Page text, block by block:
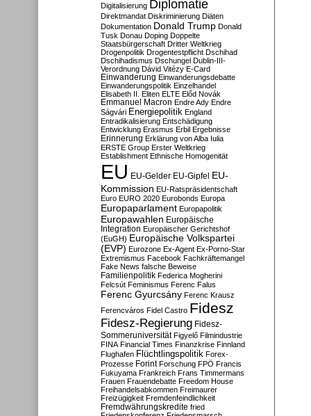
Digitalisierung Diplomatie
Direktmandat Diskriminierung Diäten
Dokumentation Donald Trump Donald
Tusk Donau Doping Doppelte
Staatsbürgerschaft Dritter Weltkrieg
Drogenpolitik Drogentestpflicht Dschihad
Dschihadismus Dschungel Dublin-III-
Verordnung Dávid Vitézy E-Card
Einwanderung Einwanderungsdebatte
Einwanderungspolitik Einzelhandel
Elisabeth II. Eliten ELTE Előd Novák
Emmanuel Macron Endre Ady Endre
Ságvári Energiepolitik England
Entradikalisierung Entschädigung
Entwicklung Erasmus Erbil Ergebnisse
Erinnerung Erklärung von Alba Iulia
ERSTE Group Erster Weltkrieg
Establishment Ethnische Homogenität
EU EU-Gelder EU-Gipfel EU-
Kommission EU-Ratspräsidentschaft
Euro EURO 2020 Eurobonds Europa
Europaparlament Europapolitik
Europawahlen Europäische
Integration Europäischer Gerichtshof
(EuGH) Europäische Volkspartei
(EVP) Eurozone Ex-Agent Ex-Porno-Star
Extremismus Facebook Fachkräftemangel
Fake News falsche Beweise
Familienpolitik Federica Mogherini
Felcsút Feminismus Ferenc Falus
Ferenc Gyurcsány Ferenc Krausz
Ferencváros Fidel Castro Fidesz
Fidesz-Regierung Fidesz-
Sommeruniversität Figyelő Filmindustrie
FINA Financial Times Finanzkrise Finnland
Flughafen Flüchtlingspolitik Forex-
Prozesse Forint Forschung FPÖ Francis
Fukuyama Frankreich Frans Timmermans
Frauen Frauendebatte Freedom House
Freihandelsabkommen Freimaurer
Freizügigkeit Fremdenfeindlichkeit
Fremdwährungskredite fried